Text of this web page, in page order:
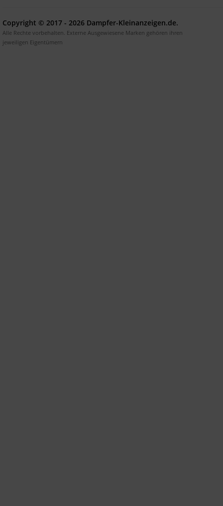
Copyright © 2017 - 2026 Dampfer-Kleinanzeigen.de.
Alle Rechte vorbehalten. Externe Ausgewiesene Marken gehören ihren
jeweiligen Eigentümern